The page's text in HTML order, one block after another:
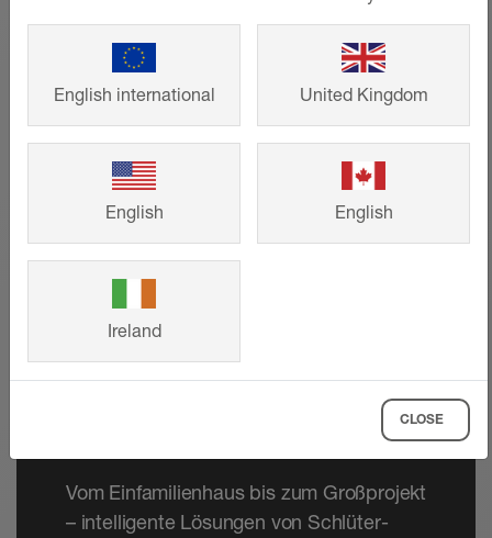
Vom Einfamilienhaus bis zum Großprojekt
– intelligente Lösungen von Schlüter-
English international United Kingdom
English English
Ireland
CLOSE